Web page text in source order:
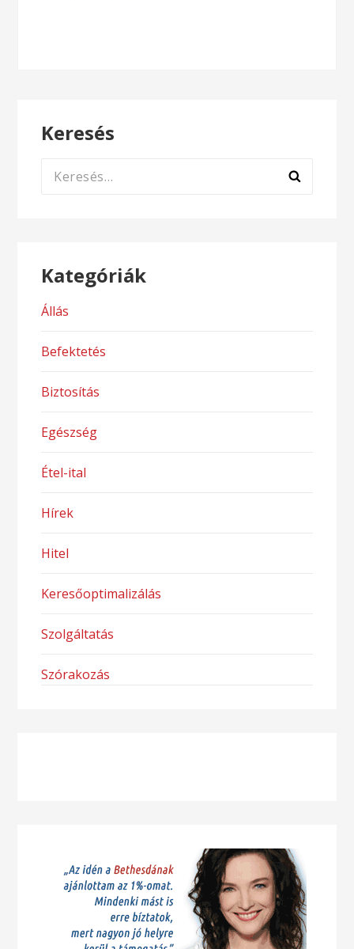
Keresés
Keresés:
Kategóriák
Állás
Befektetés
Biztosítás
Egészség
Étel-ital
Hírek
Hitel
Keresőoptimalizálás
Szolgáltatás
Szórakozás